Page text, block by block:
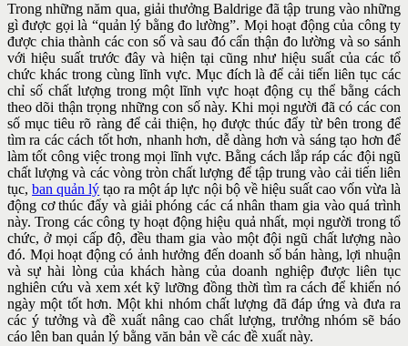
Trong những năm qua, giải thưởng Baldrige đã tập trung vào những
gì được gọi là “quản lý bằng đo lường”. Mọi hoạt động của công ty
được chia thành các con số và sau đó cẩn thận đo lường và so sánh
với hiệu suất trước đây và hiện tại cũng như hiệu suất của các tổ
chức khác trong cùng lĩnh vực. Mục đích là để cải tiến liên tục các
chỉ số chất lượng trong một lĩnh vực hoạt động cụ thể bằng cách
theo dõi thận trọng những con số này. Khi mọi người đã có các con
số mục tiêu rõ ràng để cải thiện, họ được thúc đẩy từ bên trong để
tìm ra các cách tốt hơn, nhanh hơn, dễ dàng hơn và sáng tạo hơn để
làm tốt công việc trong mọi lĩnh vực. Bằng cách lắp ráp các đội ngũ
chất lượng và các vòng tròn chất lượng để tập trung vào cải tiến liên
tục,ban quản lý tạo ra một áp lực nội bộ về hiệu suất cao vốn vừa là
động cơ thúc đẩy và giải phóng các cá nhân tham gia vào quá trình
này. Trong các công ty hoạt động hiệu quả nhất, mọi người trong tổ
chức, ở mọi cấp độ, đều tham gia vào một đội ngũ chất lượng nào
đó. Mọi hoạt động có ảnh hưởng đến doanh số bán hàng, lợi nhuận
và sự hài lòng của khách hàng của doanh nghiệp được liên tục
nghiên cứu và xem xét kỹ lưỡng đồng thời tìm ra cách để khiến nó
ngày một tốt hơn. Một khi nhóm chất lượng đã đáp ứng và đưa ra
các ý tưởng và đề xuất nâng cao chất lượng, trưởng nhóm sẽ báo
cáo lên ban quản lý bằng văn bản về các đề xuất này.